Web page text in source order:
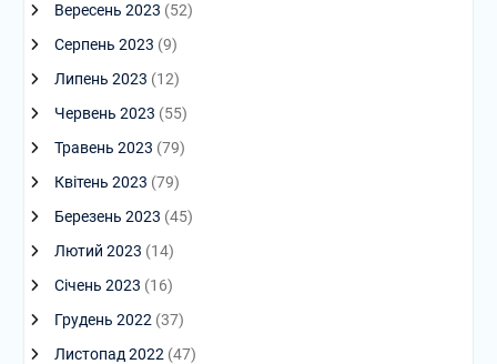
Вересень 2023 (52)
Серпень 2023 (9)
Липень 2023 (12)
Червень 2023 (55)
Травень 2023 (79)
Квітень 2023 (79)
Березень 2023 (45)
Лютий 2023 (14)
Січень 2023 (16)
Грудень 2022 (37)
Листопад 2022 (47)